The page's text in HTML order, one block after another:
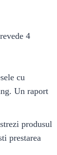
4
cu
Un raport
produsul
prestarea